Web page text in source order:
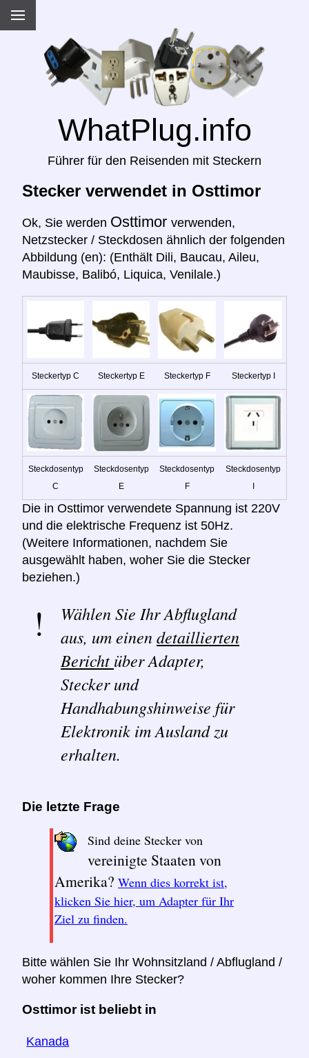
WhatPlug.info
Führer für den Reisenden mit Steckern
Stecker verwendet in Osttimor
Ok, Sie werden Osttimor verwenden,
Netzstecker / Steckdosen ähnlich der folgenden
Abbildung (en): (Enthält Dili, Baucau, Aileu,
Maubisse, Balibó, Liquica, Venilale.)
Steckertyp C Steckertyp E Steckertyp F Steckertyp I
Steckdosentyp
C
Steckdosentyp
E
Steckdosentyp
F
Steckdosentyp
Die in Osttimor verwendete Spannung ist 220V
und die elektrische Frequenz ist 50Hz.
(Weitere Informationen, nachdem Sie
ausgewählt haben, woher Sie die Stecker
beziehen.)
Wählen Sie Ihr Abflugland
aus, um einendetaillierten
Bericht über Adapter,
Stecker und
Handhabungshinweise für
Elektronik im Ausland zu
erhalten.
Die letzte Frage
Sind deine Stecker von
vereinigte Staaten von
Amerika? Wenn dies korrekt ist,
klicken Sie hier, um Adapter für Ihr
Ziel zu finden.
Bitte wählen Sie Ihr Wohnsitzland / Abflugland /
woher kommen Ihre Stecker?
Osttimor ist beliebt in
Kanada